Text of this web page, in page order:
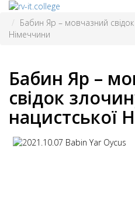
Бабин Яр – мовчазний
Німеччини
Бабин Яр –
свідок
нацистської